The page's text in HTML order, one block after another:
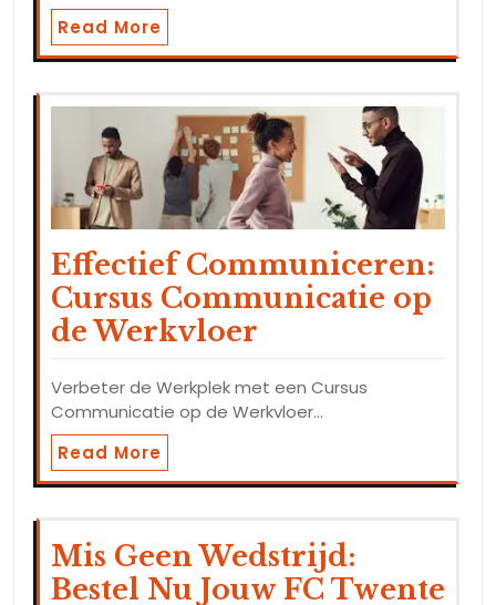
Read More
Effectief Communiceren:
Cursus Communicatie op
de Werkvloer
Verbeter de Werkplek met een Cursus
Communicatie op de Werkvloer…
Read More
Mis Geen Wedstrijd:
Bestel Nu Jouw FC Twente